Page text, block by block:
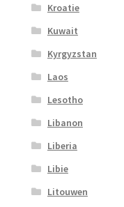
Kroatie
Kuwait
Kyrgyzstan
Laos
Lesotho
Libanon
Liberia
Libie
Litouwen